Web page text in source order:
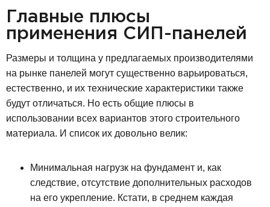
Главные плюсы
применения СИП-панелей
Размеры и толщина у предлагаемых производителями
на рынке панелей могут существенно варьироваться,
естественно, и их технические характеристики также
будут отличаться. Но есть общие плюсы в
использовании всех вариантов этого строительного
материала. И список их довольно велик:
Минимальная нагрузк на фундамент и, как
следствие, отсутствие дополнительных расходов
на его укрепление. Кстати, в среднем каждая